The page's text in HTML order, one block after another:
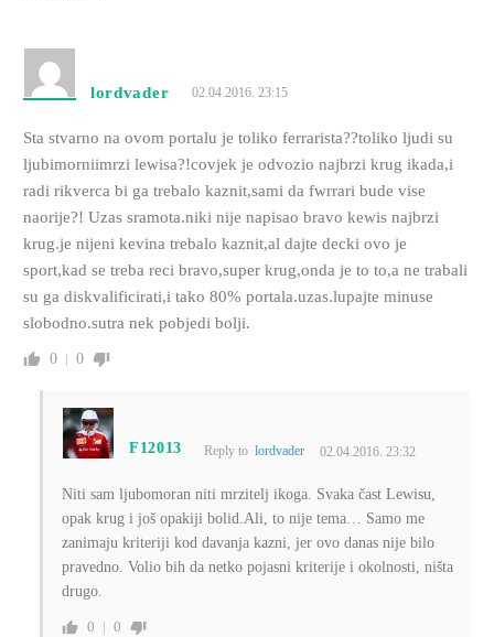
lordvader 02.04.2016. 23:15
Sta stvarno na ovom portalu je toliko ferrarista??toliko ljudi su
ljubimorniimrzi lewisa?!covjek je odvozio najbrzi krug ikada,i
radi rikverca bi ga trebalo kaznit,sami da fwrrari bude vise
naorije?! Uzas sramota.niki nije napisao bravo kewis najbrzi
krug.je nijeni kevina trebalo kaznit,al dajte decki ovo je
sport,kad se treba reci bravo,super krug,onda je to to,a ne trabali
su ga diskvalificirati,i tako 80% portala.uzas.lupajte minuse
slobodno.sutra nek pobjedi bolji.
0 0
F12013 Reply tolordvader 02.04.2016. 23:32
Niti sam ljubomoran niti mrzitelj ikoga. Svaka čast Lewisu,
opak krug i još opakiji bolid.Ali, to nije tema… Samo me
zanimaju kriteriji kod davanja kazni, jer ovo danas nije bilo
pravedno. Volio bih da netko pojasni kriterije i okolnosti, ništa
drugo.
0 0